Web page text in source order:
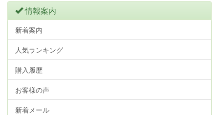
情報案内
新着案内
人気ランキング
購入履歴
お客様の声
新着メール